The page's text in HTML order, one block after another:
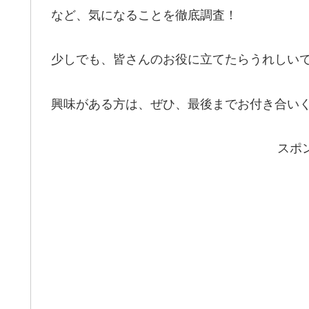
など、気になることを徹底調査！
少しでも、皆さんのお役に立てたらうれしいで
興味がある方は、ぜひ、最後までお付き合いく
スポ